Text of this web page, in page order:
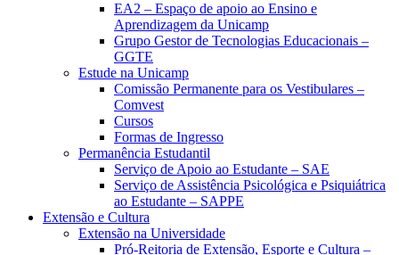
EA2 – Espaço de apoio ao Ensino e
Aprendizagem da Unicamp
Grupo Gestor de Tecnologias Educacionais –
GGTE
Estude na Unicamp
Comissão Permanente para os Vestibulares –
Comvest
Cursos
Formas de Ingresso
Permanência Estudantil
Serviço de Apoio ao Estudante – SAE
Serviço de Assistência Psicológica e Psiquiátrica
ao Estudante – SAPPE
Extensão e Cultura
Extensão na Universidade
Pró-Reitoria de Extensão, Esporte e Cultura –